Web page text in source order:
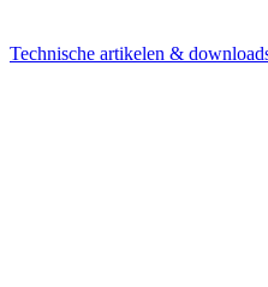
Technische artikelen &